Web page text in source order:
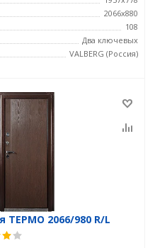
2066x880
108
Два ключевых
VALBERG (Россия)
ТЕРМО 2066/980 R/L